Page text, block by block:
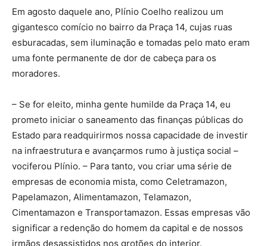
Em agosto daquele ano, Plínio Coelho realizou um
gigantesco comício no bairro da Praça 14, cujas ruas
esburacadas, sem iluminação e tomadas pelo mato eram
uma fonte permanente de dor de cabeça para os
moradores.
– Se for eleito, minha gente humilde da Praça 14, eu
prometo iniciar o saneamento das finanças públicas do
Estado para readquirirmos nossa capacidade de investir
na infraestrutura e avançarmos rumo à justiça social –
vociferou Plínio. – Para tanto, vou criar uma série de
empresas de economia mista, como Celetramazon,
Papelamazon, Alimentamazon, Telamazon,
Cimentamazon e Transportamazon. Essas empresas vão
significar a redenção do homem da capital e de nossos
irmãos desassistidos nos grotões do interior.